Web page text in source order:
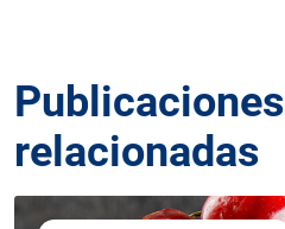
Publicaciones
relacionadas